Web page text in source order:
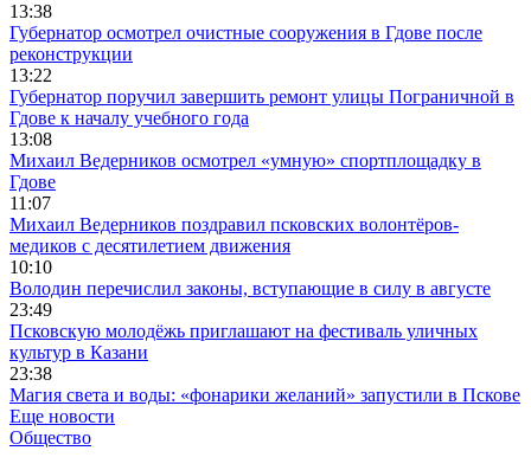
13:38
Губернатор осмотрел очистные сооружения в Гдове после
реконструкции
13:22
Губернатор поручил завершить ремонт улицы Пограничной в
Гдове к началу учебного года
13:08
Михаил Ведерников осмотрел «умную» спортплощадку в
Гдове
11:07
Михаил Ведерников поздравил псковских волонтёров-
медиков с десятилетием движения
10:10
Володин перечислил законы, вступающие в силу в августе
23:49
Псковскую молодёжь приглашают на фестиваль уличных
культур в Казани
23:38
Магия света и воды: «фонарики желаний» запустили в Пскове
Еще новости
Общество